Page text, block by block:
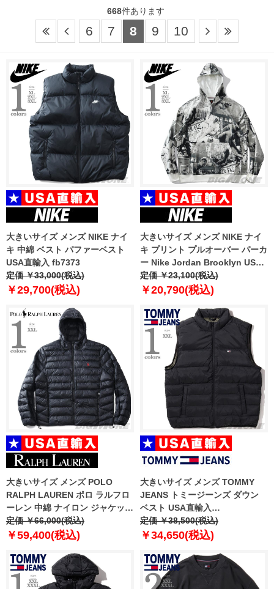
668件あります
6 7 8 9 10
大きいサイズ メンズ NIKE ナイ
キ 中綿 ベスト パファーベスト
USA直輸入 fb7373
定価 ￥33,000(税込)
￥29,700(税込)
大きいサイズ メンズ NIKE ナイ
キ プリント プルオーバー パーカ
ー Nike Jordan Brooklyn USA
直輸入 fv7297
定価 ￥23,100(税込)
￥20,790(税込)
大きいサイズ メンズ POLO
RALPH LAUREN ポロ ラルフロ
ーレン 中綿 ナイロン ジャケット
USA直輸入 710955870-002
定価 ￥66,000(税込)
￥59,400(税込)
大きいサイズ メンズ TOMMY
JEANS トミージーンズ ダウン
ベスト USA直輸入
dm0dm18896
定価 ￥38,500(税込)
￥34,650(税込)